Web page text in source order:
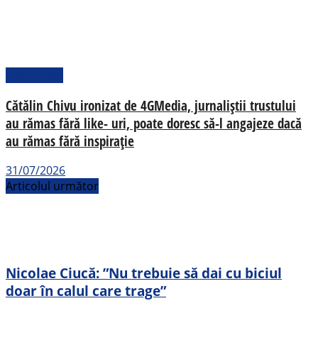
Cătălin Chivu ironizat de 4GMedia, jurnaliștii trustului
au rămas fără like- uri, poate doresc să-l angajeze dacă
au rămas fără inspirație
31/07/2026
Articolul următor
Nicolae Ciucă: ”Nu trebuie să dai cu biciul
doar în calul care trage”